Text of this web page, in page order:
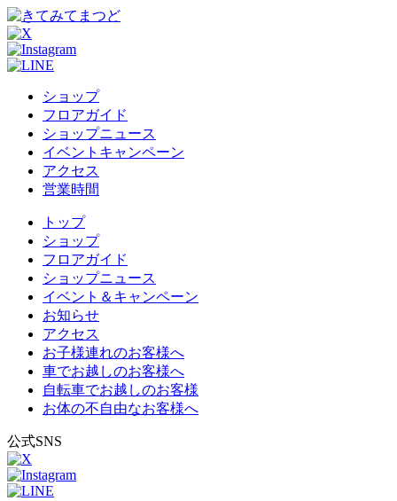
ショップ
フロアガイド
ショップニュース
イベントキャンペーン
アクセス
営業時間
トップ
ショップ
フロアガイド
ショップニュース
イベント＆キャンペーン
お知らせ
アクセス
お子様連れのお客様へ
車でお越しのお客様へ
自転車でお越しのお客様
お体の不自由なお客様へ
公式SNS